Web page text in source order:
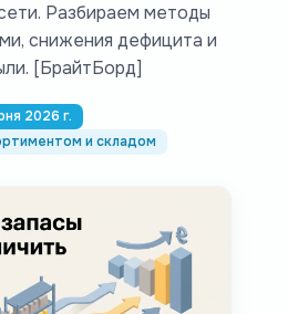
Разбираем методы
снижения дефицита и
[БрайтБорд]
2026 г.
и складом